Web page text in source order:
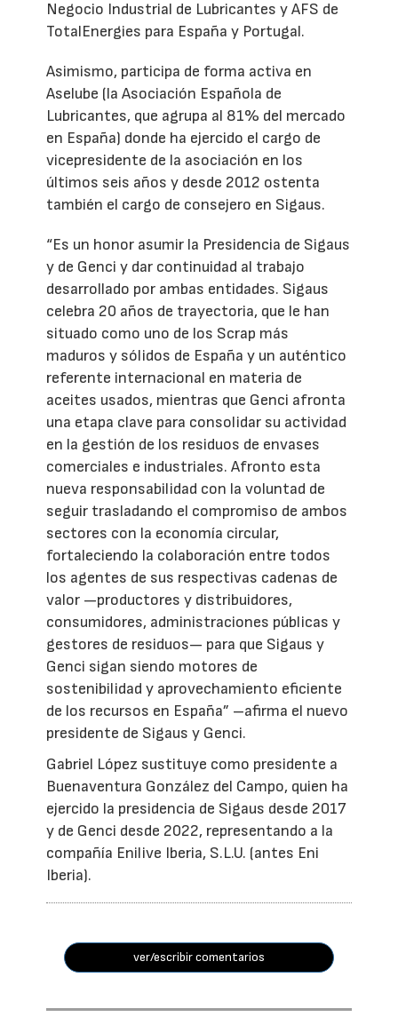
Negocio Industrial de Lubricantes y AFS de
TotalEnergies para España y Portugal.
Asimismo, participa de forma activa en
Aselube (la Asociación Española de
Lubricantes, que agrupa al 81% del mercado
en España) donde ha ejercido el cargo de
vicepresidente de la asociación en los
últimos seis años y desde 2012 ostenta
también el cargo de consejero en Sigaus.
“Es un honor asumir la Presidencia de Sigaus
y de Genci y dar continuidad al trabajo
desarrollado por ambas entidades. Sigaus
celebra 20 años de trayectoria, que le han
situado como uno de los Scrap más
maduros y sólidos de España y un auténtico
referente internacional en materia de
aceites usados, mientras que Genci afronta
una etapa clave para consolidar su actividad
en la gestión de los residuos de envases
comerciales e industriales. Afronto esta
nueva responsabilidad con la voluntad de
seguir trasladando el compromiso de ambos
sectores con la economía circular,
fortaleciendo la colaboración entre todos
los agentes de sus respectivas cadenas de
valor —productores y distribuidores,
consumidores, administraciones públicas y
gestores de residuos— para que Sigaus y
Genci sigan siendo motores de
sostenibilidad y aprovechamiento eficiente
de los recursos en España” –afirma el nuevo
presidente de Sigaus y Genci.
Gabriel López sustituye como presidente a
Buenaventura González del Campo, quien ha
ejercido la presidencia de Sigaus desde 2017
y de Genci desde 2022, representando a la
compañía Enilive Iberia, S.L.U. (antes Eni
Iberia).
ver/escribir comentarios